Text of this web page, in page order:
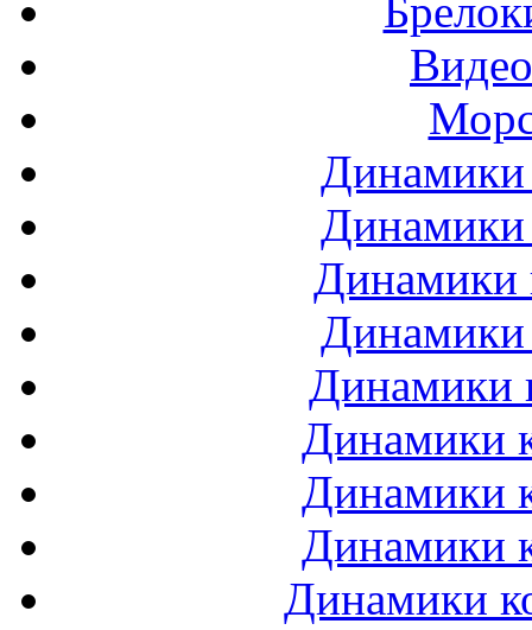
Динамики
Динамики
Динамики
Динамики
Динамики
Динамики
Динамики
Динамики
Динамики